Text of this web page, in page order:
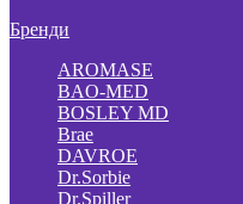
Бренди
AROMASE
BAO-MED
BOSLEY MD
Brae
DAVROE
Dr.Sorbie
Dr.Spiller